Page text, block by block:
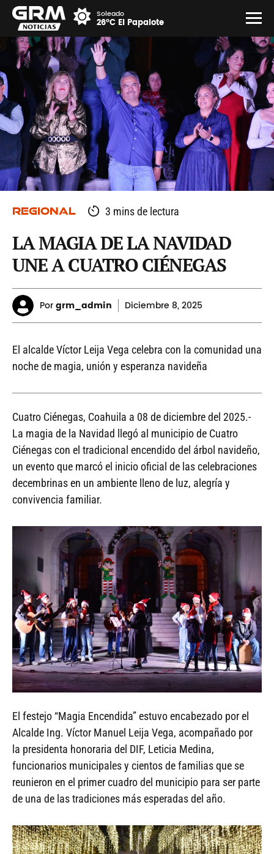
Soleado
26°C El Papalote
REGIONAL 3 mins de lectura
LA MAGIA DE LA NAVIDAD
UNE A CUATRO CIÉNEGAS
Porgrm_admin Diciembre 8, 2025
El alcalde Víctor Leija Vega celebra con la comunidad una
noche de magia, unión y esperanza navideña
Cuatro Ciénegas, Coahuila a 08 de diciembre del 2025.-
La magia de la Navidad llegó al municipio de Cuatro
Ciénegas con el tradicional encendido del árbol navideño,
un evento que marcó el inicio oficial de las celebraciones
decembrinas en un ambiente lleno de luz, alegría y
convivencia familiar.
El festejo “Magia Encendida” estuvo encabezado por el
Alcalde Ing. Víctor Manuel Leija Vega, acompañado por
la presidenta honoraria del DIF, Leticia Medina,
funcionarios municipales y cientos de familias que se
reunieron en el primer cuadro del municipio para ser parte
de una de las tradiciones más esperadas del año.